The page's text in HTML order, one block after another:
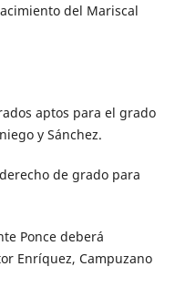
del Mariscal
aptos para el grado
y Sánchez.
de grado para
Ponce deberá
Enríquez, Campuzano